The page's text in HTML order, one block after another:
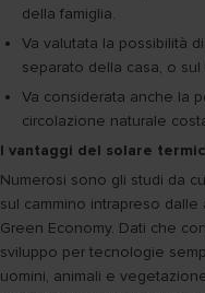
della famiglia.
Va valutata la possibilità
separato della casa, o sul
Va considerata anche la
circolazione naturale
I vantaggi del solare
Numerosi sono gli studi da
sul cammino intrapreso
Green Economy. Dati che
sviluppo per tecnologie
uomini, animali e